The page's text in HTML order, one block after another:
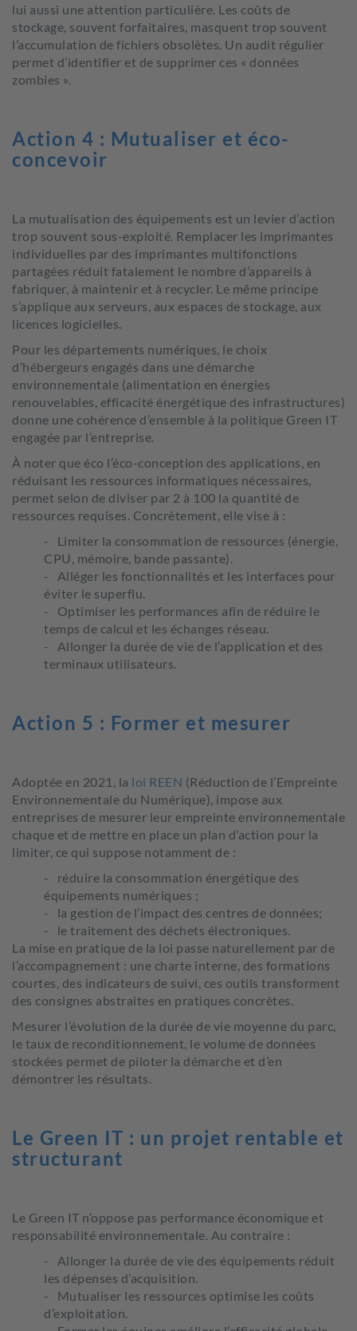
lui aussi une attention particulière. Les coûts de
stockage, souvent forfaitaires, masquent trop souvent
l’accumulation de fichiers obsolètes. Un audit régulier
permet d’identifier et de supprimer ces « données
zombies ».
Action 4 : Mutualiser et éco-
concevoir
La mutualisation des équipements est un levier d’action
trop souvent sous-exploité. Remplacer les imprimantes
individuelles par des imprimantes multifonctions
partagées réduit fatalement le nombre d’appareils à
fabriquer, à maintenir et à recycler. Le même principe
s’applique aux serveurs, aux espaces de stockage, aux
licences logicielles.
Pour les départements numériques, le choix
d’hébergeurs engagés dans une démarche
environnementale (alimentation en énergies
renouvelables, efficacité énergétique des infrastructures)
donne une cohérence d’ensemble à la politique Green IT
engagée par l’entreprise.
À noter que éco l’éco-conception des applications, en
réduisant les ressources informatiques nécessaires,
permet selon de diviser par 2 à 100 la quantité de
ressources requises. Concrètement, elle vise à :
Limiter la consommation de ressources (énergie,
CPU, mémoire, bande passante).
Alléger les fonctionnalités et les interfaces pour
éviter le superflu.
Optimiser les performances afin de réduire le
temps de calcul et les échanges réseau.
Allonger la durée de vie de l’application et des
terminaux utilisateurs.
Action 5 : Former et mesurer
Adoptée en 2021, la loi REEN (Réduction de l’Empreinte
Environnementale du Numérique), impose aux
entreprises de mesurer leur empreinte environnementale
chaque et de mettre en place un plan d’action pour la
limiter, ce qui suppose notamment de :
réduire la consommation énergétique des
équipements numériques ;
la gestion de l’impact des centres de données;
le traitement des déchets électroniques.
La mise en pratique de la loi passe naturellement par de
l’accompagnement : une charte interne, des formations
courtes, des indicateurs de suivi, ces outils transforment
des consignes abstraites en pratiques concrètes.
Mesurer l’évolution de la durée de vie moyenne du parc,
le taux de reconditionnement, le volume de données
stockées permet de piloter la démarche et d’en
démontrer les résultats.
Le Green IT : un projet rentable et
structurant
Le Green IT n’oppose pas performance économique et
responsabilité environnementale. Au contraire :
Allonger la durée de vie des équipements réduit
les dépenses d’acquisition.
Mutualiser les ressources optimise les coûts
d’exploitation.